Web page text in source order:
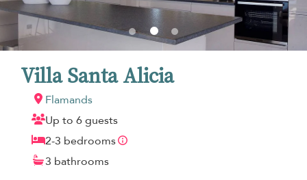
Villa Santa Alicia
Flamands
Up to 6 guests
2-3 bedrooms
3 bathrooms